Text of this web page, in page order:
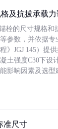
及抗拔承载
栓的尺寸规格和
参数，并依据专
》JGJ 145）提
土强度C30下设
影响因素及选型
准尺寸